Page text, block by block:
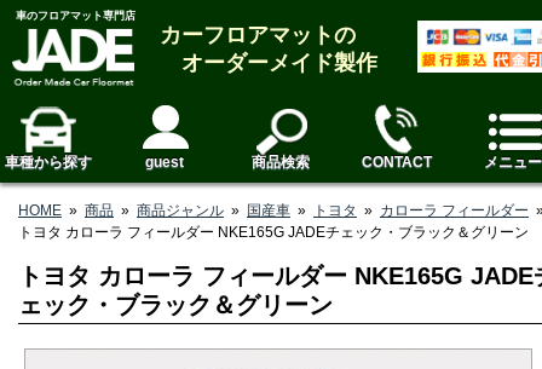
車のフロアマット専門店
カーフロアマットの
オーダーメイド製作
車種から探す guest 商品検索 CONTACT メニュー
HOME » 商品 » 商品ジャンル » 国産車 » トヨタ » カローラ フィールダー
トヨタ カローラ フィールダー NKE165G JADEチェック・ブラック＆グリーン
トヨタ カローラ フィールダー NKE165G JADE
ェック・ブラック＆グリーン